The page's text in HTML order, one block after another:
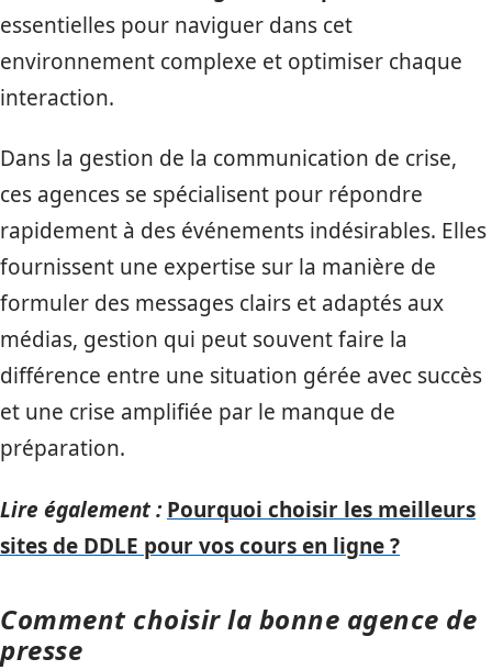
essentielles pour naviguer dans cet
environnement complexe et optimiser chaque
interaction.
Dans la gestion de la communication de crise,
ces agences se spécialisent pour répondre
rapidement à des événements indésirables. Elles
fournissent une expertise sur la manière de
formuler des messages clairs et adaptés aux
médias, gestion qui peut souvent faire la
différence entre une situation gérée avec succès
et une crise amplifiée par le manque de
préparation.
Lire également : Pourquoi choisir les meilleurs
sites de DDLE pour vos cours en ligne ?
Comment choisir la bonne agence de
presse